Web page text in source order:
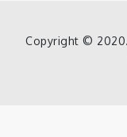
Copyright ©